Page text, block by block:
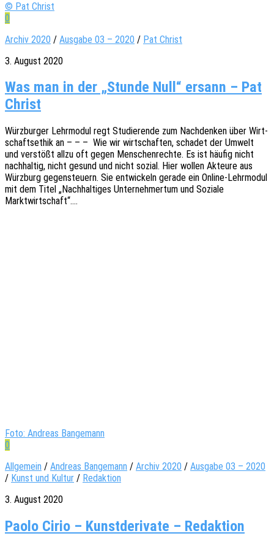
© Pat Christ
0
Archiv 2020 / Ausgabe 03 – 2020 / Pat Christ
3. August 2020
Was man in der „Stunde Null“ ersann – Pat
Christ
Würz­bur­ger Lehr­mo­dul regt Studie­ren­de zum Nach­den­ken über Wirt­
schafts­ethik an – – – Wie wir wirt­schaf­ten, scha­det der Umwelt
und verstößt allzu oft gegen Menschen­rech­te. Es ist häufig nicht
nach­hal­tig, nicht gesund und nicht sozial. Hier wollen Akteu­re aus
Würz­burg gegen­steu­ern. Sie entwi­ckeln gerade ein Online-Lehr­­mo­­dul
mit dem Titel „Nach­hal­ti­ges Unter­neh­mer­tum und Sozia­le
Marktwirtschaft“.…
Foto: Andreas Bangemann
0
Allgemein / Andreas Bangemann / Archiv 2020 / Ausgabe 03 – 2020
/ Kunst und Kultur / Redaktion
3. August 2020
Paolo Cirio – Kunstderivate – Redaktion